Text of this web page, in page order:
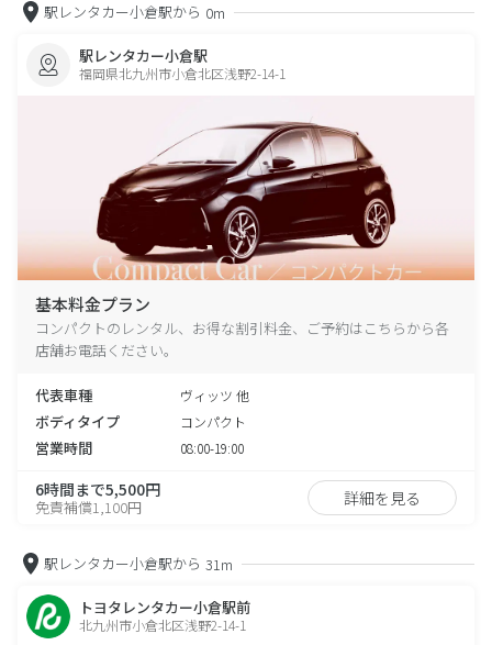
駅レンタカー小倉駅から 0m
駅レンタカー小倉駅
福岡県北九州市小倉北区浅野2-14-1
基本料金プラン
コンパクトのレンタル、お得な割引料金、ご予約はこちらから各
店舗お電話ください。
代表車種 ヴィッツ 他
ボディタイプ コンパクト
営業時間 08:00-19:00
6時間まで5,500円
免責補償1,100円 詳細を見る
駅レンタカー小倉駅から 31m
トヨタレンタカー小倉駅前
北九州市小倉北区浅野2-14-1